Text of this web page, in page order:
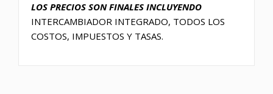
LOS PRECIOS SON FINALES INCLUYENDO
INTERCAMBIADOR INTEGRADO, TODOS LOS
COSTOS, IMPUESTOS Y TASAS.